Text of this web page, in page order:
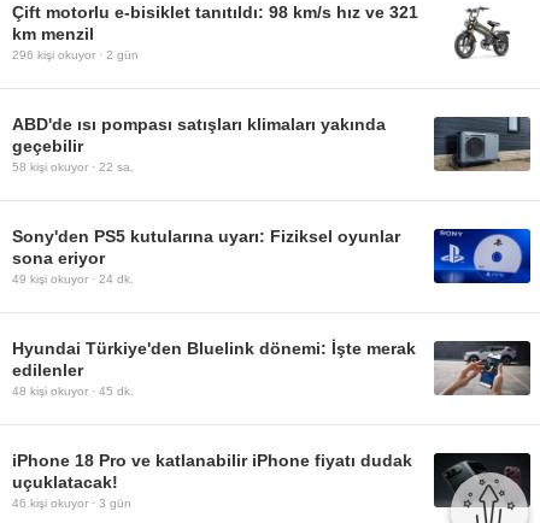
Çift motorlu e-bisiklet tanıtıldı: 98 km/s hız ve 321
km menzil
296 kişi okuyor · 2 gün
ABD'de ısı pompası satışları klimaları yakında
geçebilir
58 kişi okuyor · 22 sa.
Sony'den PS5 kutularına uyarı: Fiziksel oyunlar
sona eriyor
49 kişi okuyor · 24 dk.
Hyundai Türkiye'den Bluelink dönemi: İşte merak
edilenler
48 kişi okuyor · 45 dk.
iPhone 18 Pro ve katlanabilir iPhone fiyatı dudak
uçuklatacak!
46 kişi okuyor · 3 gün